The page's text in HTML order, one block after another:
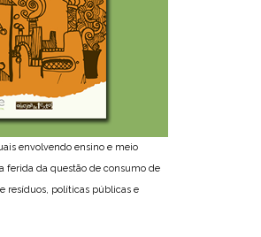
envolvendo ensino e meio
ferida da questão de consumo de
resíduos, políticas públicas e